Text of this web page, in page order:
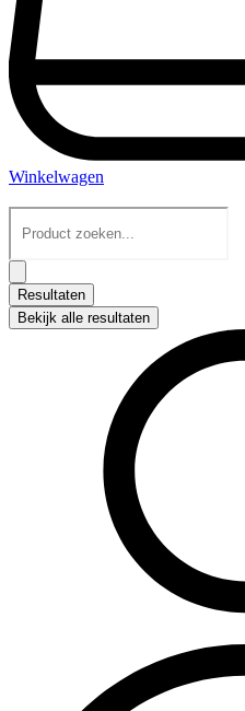
Winkelwagen
Search
Resultaten
Bekijk alle resultaten